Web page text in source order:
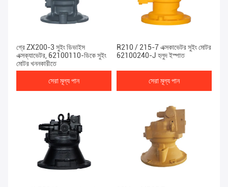
গ্রে ZX200-3 সুইং ডিভাইস
এক্সক্যাভেটর, 62100110-ডিকে সুইং
মোটর খননকারীতে
সেরা মূল্য পান
R210 / 215-7 এক্সকাভেটর সুইং মোটর
62100240-J হলুদ ইস্পাত
সেরা মূল্য পান